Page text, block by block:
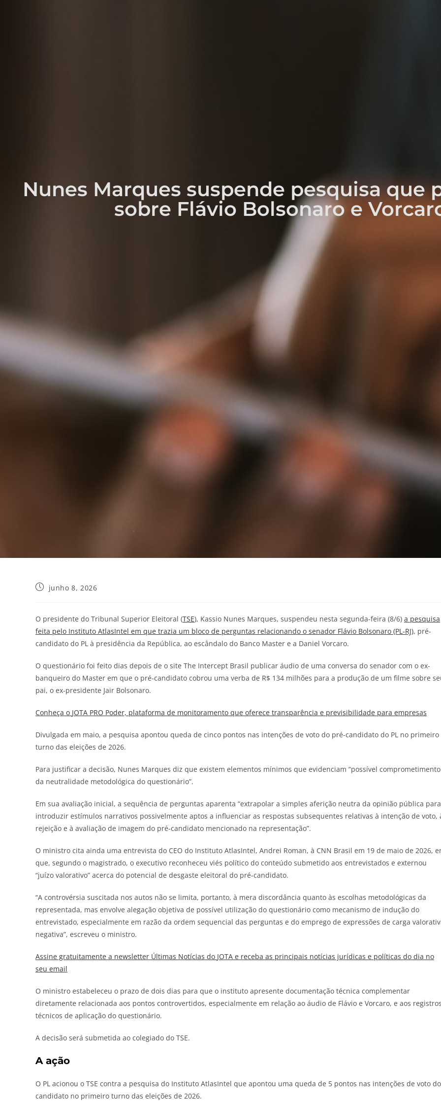
Nunes Marques suspende pesquisa que
sobre Flávio Bolsonaro e
junho 8, 2026
O presidente do Tribunal Superior Eleitoral (TSE), Kassio Nunes Marques, suspendeu nesta segunda-feira (8/6) a pesquisa
feita pelo Instituto AtlasIntel em que trazia um bloco de perguntas relacionando o senador Flávio Bolsonaro (PL-RJ), pré-
candidato do PL à presidência da República, ao escândalo do Banco Master e a Daniel Vorcaro.
O questionário foi feito dias depois de o site The Intercept Brasil publicar áudio de uma conversa do senador com o ex-
banqueiro do Master em que o pré-candidato cobrou uma verba de R$ 134 milhões para a produção de um filme sobre
pai, o ex-presidente Jair Bolsonaro.
Conheça o JOTA PRO Poder, plataforma de monitoramento que oferece transparência e previsibilidade para empresas
Divulgada em maio, a pesquisa apontou queda de cinco pontos nas intenções de voto do pré-candidato do PL no primeiro
turno das eleições de 2026.
Para justificar a decisão, Nunes Marques diz que existem elementos mínimos que evidenciam “possível comprometimento
da neutralidade metodológica do questionário”.
Em sua avaliação inicial, a sequência de perguntas aparenta “extrapolar a simples aferição neutra da opinião pública para
introduzir estímulos narrativos possivelmente aptos a influenciar as respostas subsequentes relativas à intenção de voto,
rejeição e à avaliação de imagem do pré-candidato mencionado na representação”.
O ministro cita ainda uma entrevista do CEO do Instituto AtlasIntel, Andrei Roman, à CNN Brasil em 19 de maio de 2026,
que, segundo o magistrado, o executivo reconheceu viés político do conteúdo submetido aos entrevistados e externou
“juízo valorativo” acerca do potencial de desgaste eleitoral do pré-candidato.
“A controvérsia suscitada nos autos não se limita, portanto, à mera discordância quanto às escolhas metodológicas da
representada, mas envolve alegação objetiva de possível utilização do questionário como mecanismo de indução do
entrevistado, especialmente em razão da ordem sequencial das perguntas e do emprego de expressões de carga
negativa”, escreveu o ministro.
Assine gratuitamente a newsletter Últimas Notícias do JOTA e receba as principais notícias jurídicas e políticas do dia no
seu email
O ministro estabeleceu o prazo de dois dias para que o instituto apresente documentação técnica complementar
diretamente relacionada aos pontos controvertidos, especialmente em relação ao áudio de Flávio e Vorcaro, e aos
técnicos de aplicação do questionário.
A decisão será submetida ao colegiado do TSE.
A ação
O PL acionou o TSE contra a pesquisa do Instituto AtlasIntel que apontou uma queda de 5 pontos nas intenções de voto do
candidato no primeiro turno das eleições de 2026.